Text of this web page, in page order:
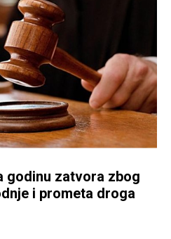
godinu zatvora zbog
i prometa droga